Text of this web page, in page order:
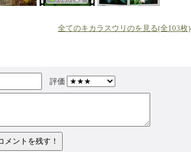
全てのキカラスウリのを見る(全103枚)
評価